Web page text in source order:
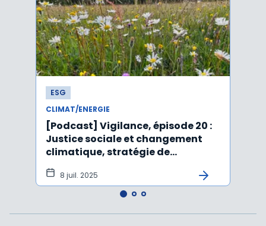
ESG
CLIMAT/ENERGIE
[Podcast] Vigilance, épisode 20 :
Justice sociale et changement
climatique, stratégie de
durabilité, IA et ESG
8 juil. 2025